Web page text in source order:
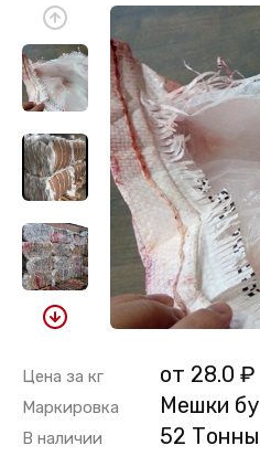
Цена за кг от 28.0 ₽
Маркировка Мешки бу
В наличии 52 Тонны